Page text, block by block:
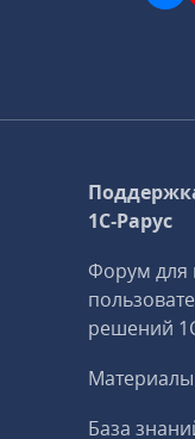
1С‑Рарус
Форум для
решений
База